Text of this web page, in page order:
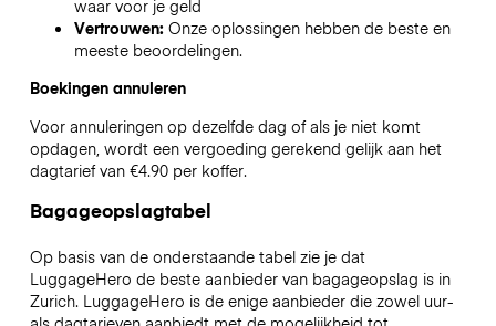
waar voor je geld
Vertrouwen: Onze oplossingen hebben de beste en
meeste beoordelingen.
Boekingen annuleren
Voor annuleringen op dezelfde dag of als je niet komt
opdagen, wordt een vergoeding gerekend gelijk aan het
dagtarief van €4.90 per koffer.
Bagageopslagtabel
Op basis van de onderstaande tabel zie je dat
LuggageHero de beste aanbieder van bagageopslag is in
Zurich. LuggageHero is de enige aanbieder die zowel uur-